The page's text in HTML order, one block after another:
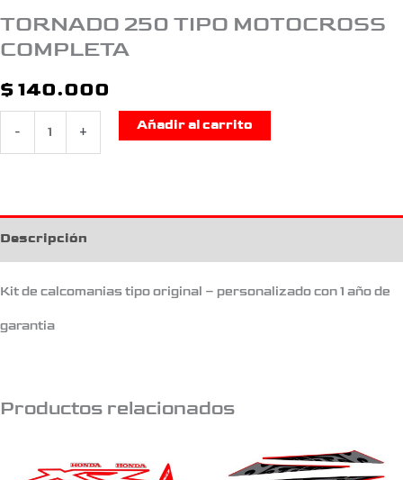
TORNADO 250 TIPO MOTOCROSS
COMPLETA
$ 140.000
- +
Añadir al carrito
Descripción
Kit de calcomanias tipo original – personalizado con 1 año de
garantia
Productos relacionados